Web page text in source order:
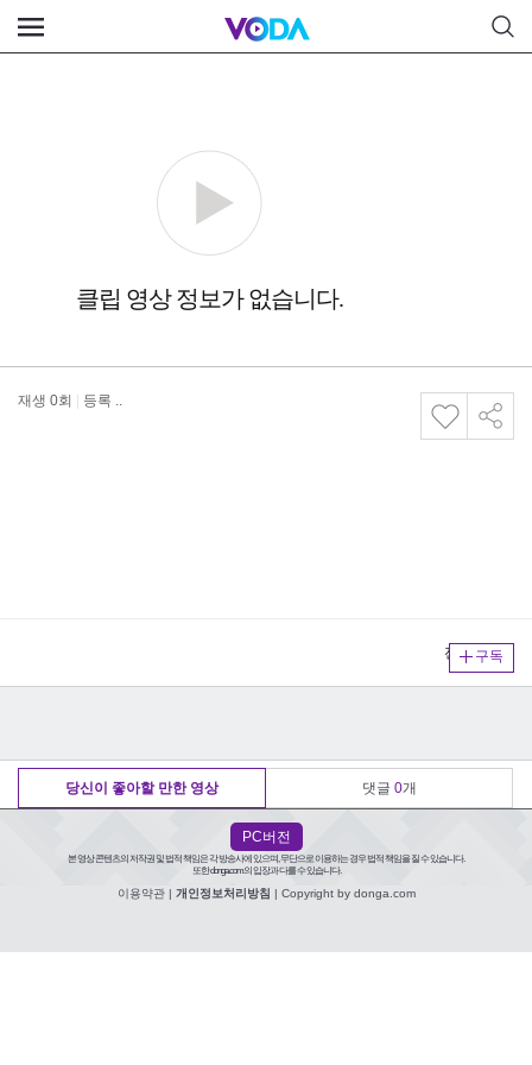
재생 0회 등록 ..
구독
전체보기
당신이 좋아할 만한 영상 댓글 0개
PC버전
본 영상 콘텐츠의 저작권 및 법적 책임은 각 방송사에 있으며, 무단으로 이용하는 경우 법적 책임을 질 수 있습니다.
또한 donga.com의 입장과 다를 수 있습니다.
이용약관| 개인정보처리방침 | Copyright by donga.com